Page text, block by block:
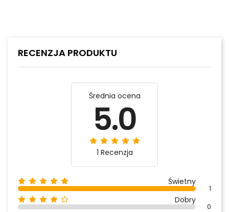
RECENZJA PRODUKTU
Średnia ocena
5.0
1 Recenzja
Świetny
1
Dobry
0